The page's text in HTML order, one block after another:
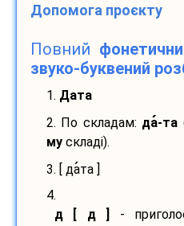
Допомога проєкту
Повний
звуко-буквений
1. Дата
2. По складам: да-та
му складі).
3. [ дата ]
4.
д [ д ]
-